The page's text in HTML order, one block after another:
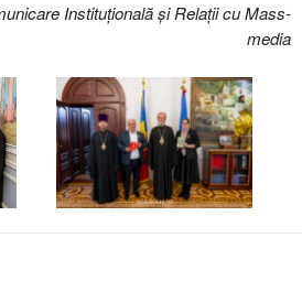
Instituțională și Relații cu Mass-
media